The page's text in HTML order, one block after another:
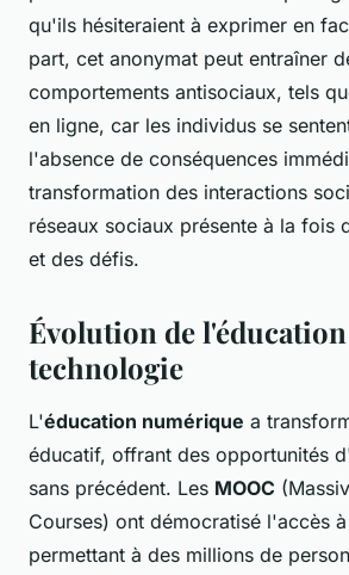
qu'ils hésiteraient à exprimer en
part, cet anonymat peut entraîner
comportements antisociaux, tels
en ligne, car les individus se
l'absence de conséquences
transformation des interactions
réseaux sociaux présente à la fois
et des défis.
Évolution de l'éducation
technologie
L'éducation numérique a
éducatif, offrant des opportunités
sans précédent. Les MOOC
Courses) ont démocratisé l'accès
permettant à des millions de